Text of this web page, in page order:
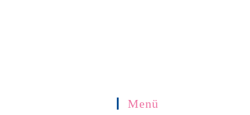
Menü